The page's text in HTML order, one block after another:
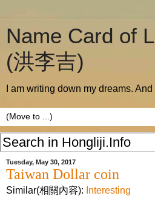
Name Card of
(洪李吉)
I am writing down my dreams.
Tuesday, May 30, 2017
Taiwan Dollar coin
Similar(相關內容): Interesting